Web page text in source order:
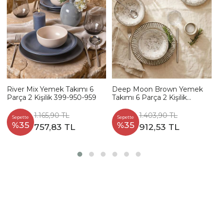
River Mix Yemek Takımı 6
Parça 2 Kişilik 399-950-959
Sepette
%35
1.165,90 TL
757,83 TL
Deep Moon Brown Yemek
Takımı 6 Parça 2 Kişilik
Sepette
%35
1.403,90 TL
912,53 TL